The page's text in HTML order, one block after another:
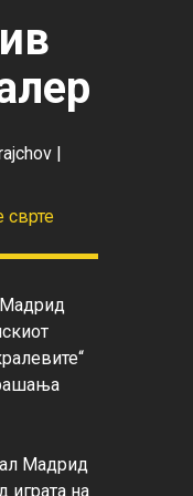
|
Мадрид
Мадрид
играта на